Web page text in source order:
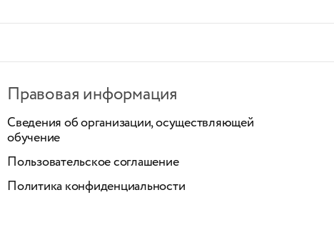
Правовая информация
Сведения об организации, осуществляющей
обучение
Пользовательское соглашение
Политика конфиденциальности